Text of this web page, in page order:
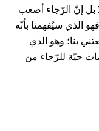
بل إنّ الرّجاء أصعب
الذي سيُفهمنا بأنّه
بنا؛ وهو الذي
حيّة للرّجاء من